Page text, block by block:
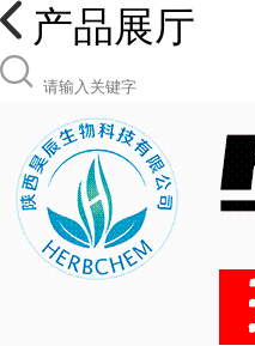
产品展厅